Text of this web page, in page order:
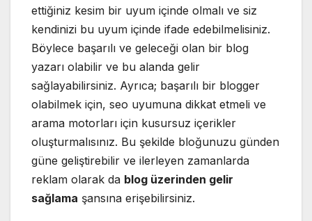
ettiğiniz kesim bir uyum içinde olmalı ve siz
kendinizi bu uyum içinde ifade edebilmelisiniz.
Böylece başarılı ve geleceği olan bir blog
yazarı olabilir ve bu alanda gelir
sağlayabilirsiniz. Ayrıca; başarılı bir blogger
olabilmek için, seo uyumuna dikkat etmeli ve
arama motorları için kusursuz içerikler
oluşturmalısınız. Bu şekilde bloğunuzu günden
güne geliştirebilir ve ilerleyen zamanlarda
reklam olarak da blog üzerinden gelir
sağlama şansına erişebilirsiniz.